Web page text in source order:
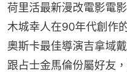
荷里活最新漫改電影電
木城幸人在90年代創作
奧斯卡最佳導演吉拿域
跟占士金馬倫份屬好友